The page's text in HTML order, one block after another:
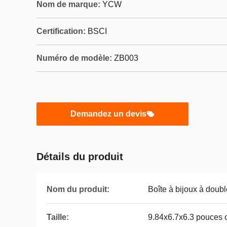
Nom de marque: YCW
Certification: BSCI
Numéro de modèle: ZB003
Demandez un devis
Détails du produit
Nom du produit: Boîte à bijoux à
Taille: 9.84x6.7x6.3 pouces